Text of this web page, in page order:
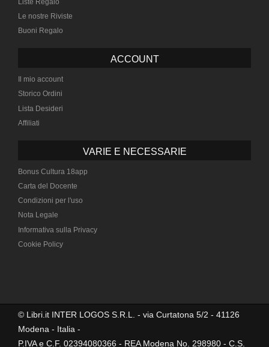
Liste Regalo
Le nostre Riviste
Buoni Regalo
ACCOUNT
Il mio account
Storico Ordini
Lista Desideri
Affiliati
VARIE E NECESSARIE
Bonus Cultura 18app
Carta del Docente
Condizioni per l'uso
Nota Legale
Informativa sulla Privacy
Cookie Policy
© Libri.it INTER LOGOS S.R.L. - via Curtatona 5/2 - 41126
Modena - Italia -
P.IVA e C.F. 02394080366 - REA Modena No. 298980 - C.S.